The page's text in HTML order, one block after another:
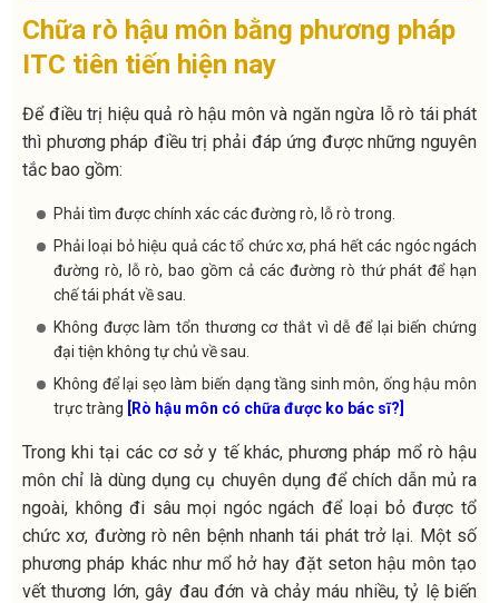
Chữa rò hậu môn bằng phương pháp
ITC tiên tiến hiện nay
Để điều trị hiệu quả rò hậu môn và ngăn ngừa lỗ rò tái phát
thì phương pháp điều trị phải đáp ứng được những nguyên
tắc bao gồm:
Phải tìm được chính xác các đường rò, lỗ rò trong.
Phải loại bỏ hiệu quả các tổ chức xơ, phá hết các ngóc ngách
đường rò, lỗ rò, bao gồm cả các đường rò thứ phát để hạn
chế tái phát về sau.
Không được làm tổn thương cơ thắt vì dễ để lại biến chứng
đại tiện không tự chủ về sau.
Không để lại sẹo làm biến dạng tầng sinh môn, ống hậu môn
trực tràng
[Rò hậu môn có chữa được ko bác sĩ?]
Trong khi tại các cơ sở y tế khác, phương pháp mổ rò hậu
môn chỉ là dùng dụng cụ chuyên dụng để chích dẫn mủ ra
ngoài, không đi sâu mọi ngóc ngách để loại bỏ được tổ
chức xơ, đường rò nên bệnh nhanh tái phát trở lại. Một số
phương pháp khác như mổ hở hay đặt seton hậu môn tạo
vết thương lớn, gây đau đớn và chảy máu nhiều, tỷ lệ biến